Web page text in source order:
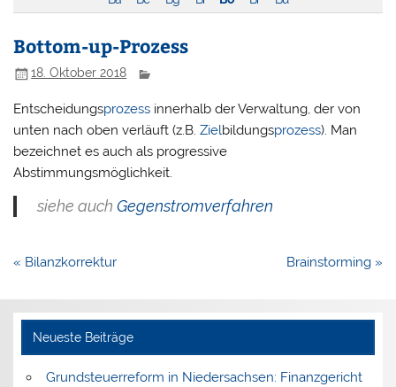
Bottom-up-Prozess
18. Oktober 2018
Entscheidungsprozess innerhalb der Verwaltung, der von
unten nach oben verläuft (z.B.Zielbildungsprozess). Man
bezeichnet es auch als progressive
Abstimmungsmöglichkeit.
siehe auch Gegenstromverfahren
Beitragsnavigation
« Bilanzkorrektur Brainstorming »
Neueste Beiträge
Grundsteuerreform in Niedersachsen: Finanzgericht